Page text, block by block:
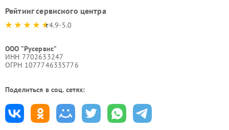
Рейтинг сервисного центра
4.9-5.0
ООО "Русервис"
ИНН 7702633247
ОГРН 1077746335776
Поделиться в соц. сетях: